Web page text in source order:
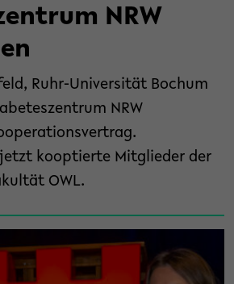
NRW
Ruhr-Universität Bochum
NRW
kooptierte Mitglieder der
OWL.